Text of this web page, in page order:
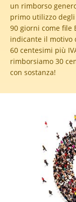
un rimborso
primo utilizzo
90 giorni come file
indicante il motivo
60 centesimi più
rimborsiamo 30
con sostanza!